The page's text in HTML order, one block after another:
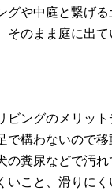
グや中庭と繋げ
そのまま庭に出
ビングのメリッ
で構わないので
の糞尿などで汚
いこと、滑りに